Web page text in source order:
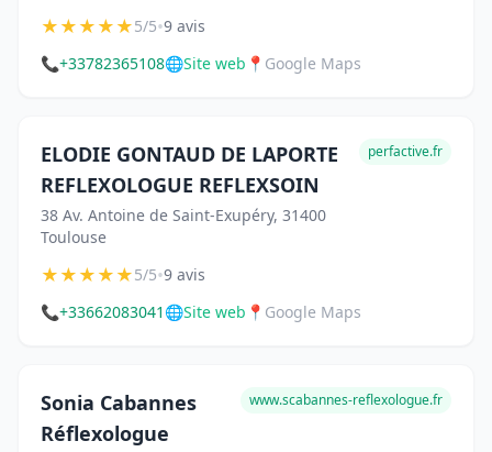
★★★★★5/5•9 avis
📞+33782365108🌐Site web 📍 Google Maps
ELODIE GONTAUD DE LAPORTE
REFLEXOLOGUE REFLEXSOIN
38 Av. Antoine de Saint-Exupéry, 31400
Toulouse
perfactive.fr
★★★★★5/5•9 avis
📞+33662083041 🌐Site web 📍 Google Maps
Sonia Cabannes
Réflexologue
www.scabannes-reflexologue.fr